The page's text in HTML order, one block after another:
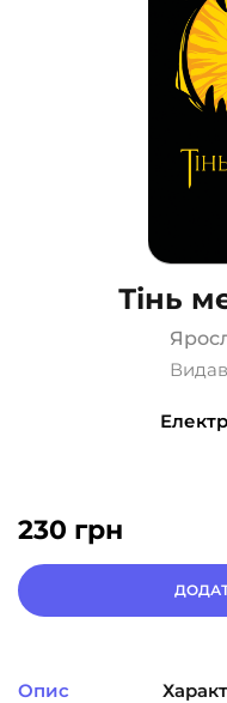
Навчальна
Енциклопедії,
Подарункові
Тінь
230 грн
Опис